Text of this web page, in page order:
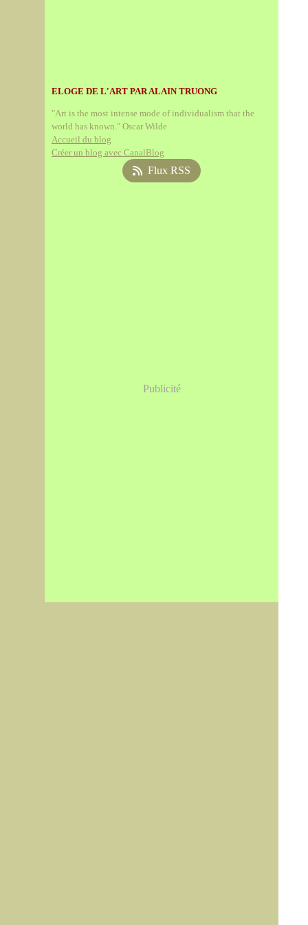
ELOGE DE L'ART PAR ALAIN TRUONG
"Art is the most intense mode of individualism that the
world has known." Oscar Wilde
Accueil du blog
Créer un blog avec CanalBlog
Flux RSS
Publicité